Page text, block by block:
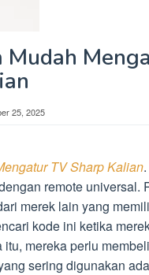
Mudah
25, 2025
TV Sharp Kalian
remote universal.
merek lain yang
kode ini ketika
mereka perlu
sering digunakan